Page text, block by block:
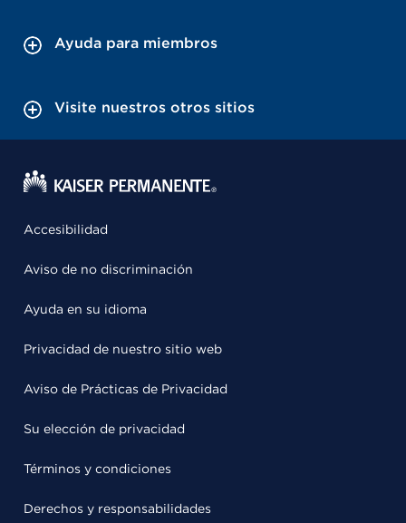
Ayuda para miembros
Visite nuestros otros sitios
Accesibilidad
Aviso de no discriminación
Ayuda en su idioma
Privacidad de nuestro sitio web
Aviso de Prácticas de Privacidad
Su elección de privacidad
Términos y condiciones
Derechos y responsabilidades